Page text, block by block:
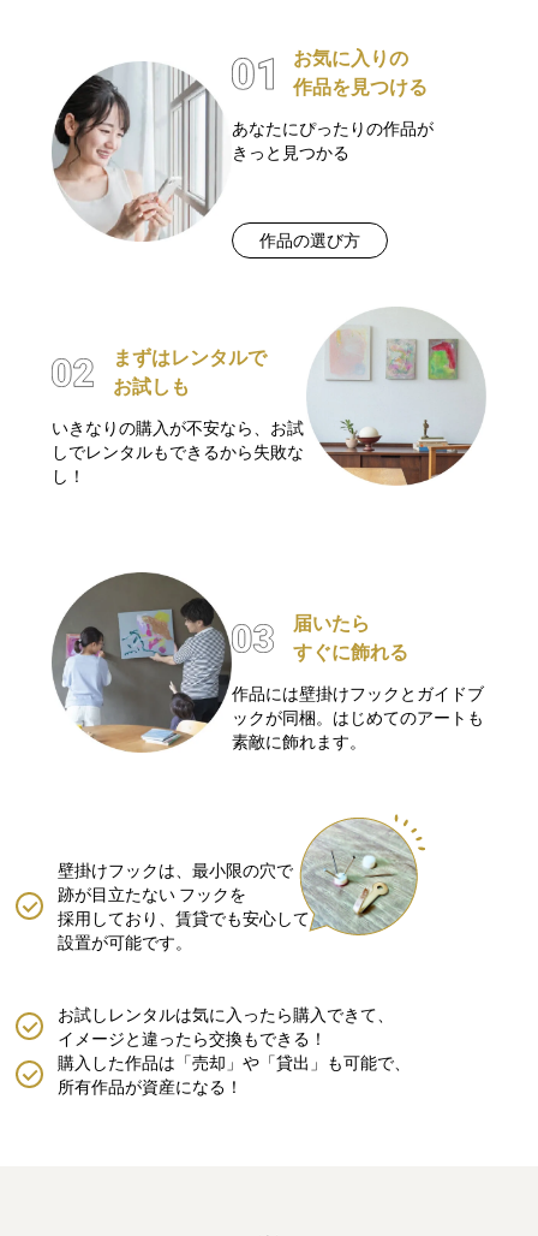
お気に入りの
作品を見つける
あなたにぴったりの作品が
きっと見つかる
作品の選び方
まずはレンタルで
お試しも
いきなりの購入が不安なら、お試
しでレンタルもできるから失敗な
し！
届いたら
すぐに飾れる
作品には壁掛けフックとガイドブ
ックが同梱。はじめてのアートも
素敵に飾れます。
壁掛けフックは、最小限の穴で
跡が目立たない フックを
採用しており、賃貸でも安心して
設置が可能です。
購入した作品は「売却」や「貸出」も可能で、
所有作品が資産になる！
お試しレンタルは気に入ったら購入できて、
イメージと違ったら交換もできる！